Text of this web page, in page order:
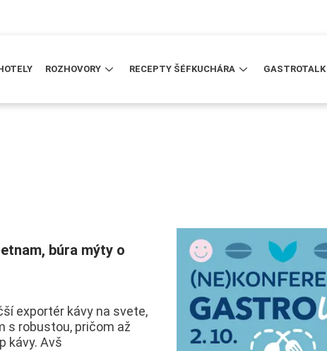
ROZHOVORY RECEPTY ŠÉFKUCHÁRA GASTROTALK
búra mýty o
exportér kávy na svete,
s robustou, pričom až
kávy. Avš